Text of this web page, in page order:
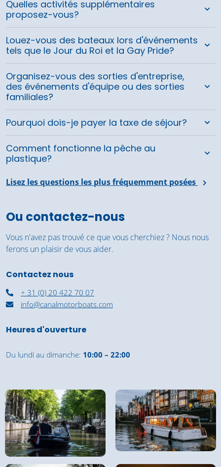
Quelles activités supplémentaires
proposez-vous?
Louez-vous des bateaux lors d'événements
tels que le Jour du Roi et la Gay Pride?
Organisez-vous des sorties d'entreprise,
des événements d'équipe ou des sorties
familiales?
Pourquoi dois-je payer la taxe de séjour?
Comment fonctionne la pêche au
plastique?
Lisez les questions les plus fréquemment posées
Ou contactez-nous
Vous n'avez pas trouvé ce que vous cherchiez ? Nous nous
ferons un plaisir de vous aider.
Contactez nous
+ 31 (0) 20 422 70 07
info@canalmotorboats.com
Heures d'ouverture
Du lundi au dimanche: 10:00 – 22:00